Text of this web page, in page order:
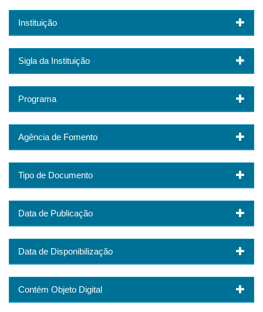
Instituição
Sigla da Instituição
Programa
Agência de Fomento
Tipo de Documento
Data de Publicação
Data de Disponibilização
Contém Objeto Digital